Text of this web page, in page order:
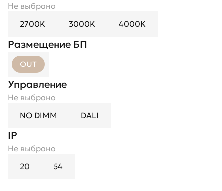
Не выбрано
2700K
3000K 4000K
Размещение БП
OUT
Управление
Не выбрано
NO DIMM
DALI
IP
Не выбрано
20
54